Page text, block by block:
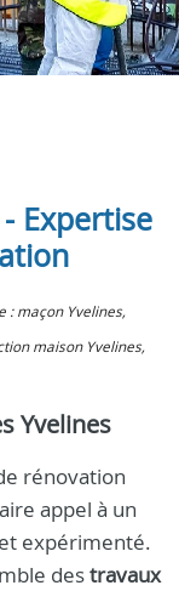
Expertise
: maçon Yvelines,
maison Yvelines,
Yvelines
rénovation
appel à un
expérimenté.
destravaux